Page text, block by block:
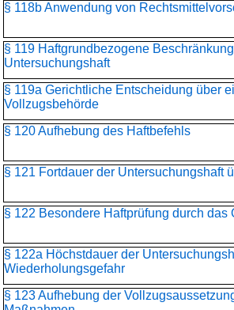
§ 118b Anwendung von
§ 119 Haftgrundbezogene
Untersuchungshaft
§ 119a Gerichtliche Entscheidung über
Vollzugsbehörde
§ 120 Aufhebung des Haftbefehls
§ 121 Fortdauer der Untersuchungshaft
§ 122 Besondere Haftprüfung durch das
§ 122a Höchstdauer der
Wiederholungsgefahr
§ 123 Aufhebung der